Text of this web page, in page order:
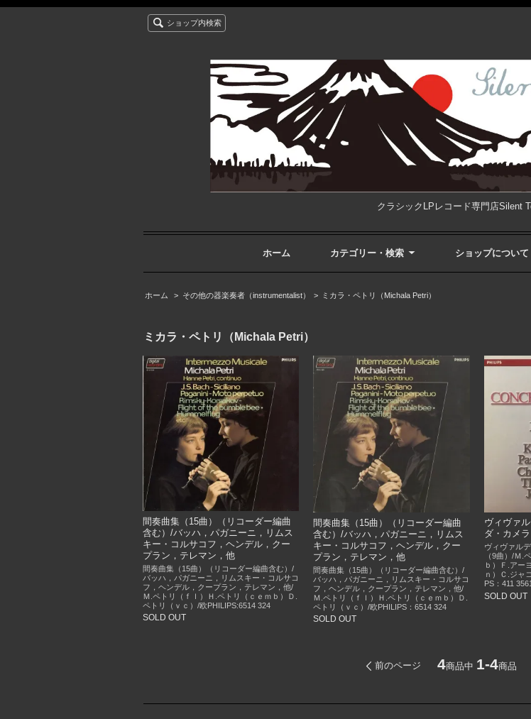
ショップ内検索
クラシックLPレコード専門店Silent
ホーム カテゴリー・検索 ショップについて
ホーム > その他の器楽奏者（instrumentalist） > ミカラ・ペトリ（Michala Petri）
ミカラ・ペトリ（Michala Petri）
間奏曲集（15曲）（リコーダー編曲
含む）/バッハ，パガニーニ，リムス
キー・コルサコフ，ヘンデル，クー
プラン，テレマン，他
間奏曲集（15曲）（リコーダー編曲含む）/
バッハ，パガニーニ，リムスキー・コルサコ
フ，ヘンデル，クープラン，テレマン，他/
Ｍ.ペトリ（ｆｌ）Ｈ.ペトリ（ｃｅｍｂ）Ｄ.
ペトリ（ｖｃ）/欧PHILIPS:6514 324
SOLD OUT
間奏曲集（15曲）（リコーダー編曲
含む）/バッハ，パガニーニ，リムス
キー・コルサコフ，ヘンデル，クー
プラン，テレマン，他
間奏曲集（15曲）（リコーダー編曲含む）/
バッハ，パガニーニ，リムスキー・コルサコ
フ，ヘンデル，クープラン，テレマン，他/
Ｍ.ペトリ（ｆｌ）Ｈ.ペトリ（ｃｅｍｂ）Ｄ.
ペトリ（ｖｃ）/欧PHILIPS：6514 324
SOLD OUT
ヴィヴァ
ダ・カメラ
ヴィヴァル
（9曲）/Ｍ.
ｂ）Ｆ.アー
ｎ）Ｃ.ジャ
PS：411 3561
SOLD OUT
前のページ 4商品中 1-4商品